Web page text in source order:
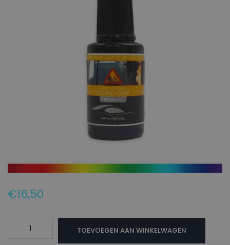
€16,50
VOLKSWAGEN
TOEVOEGEN AAN WINKELWAGEN